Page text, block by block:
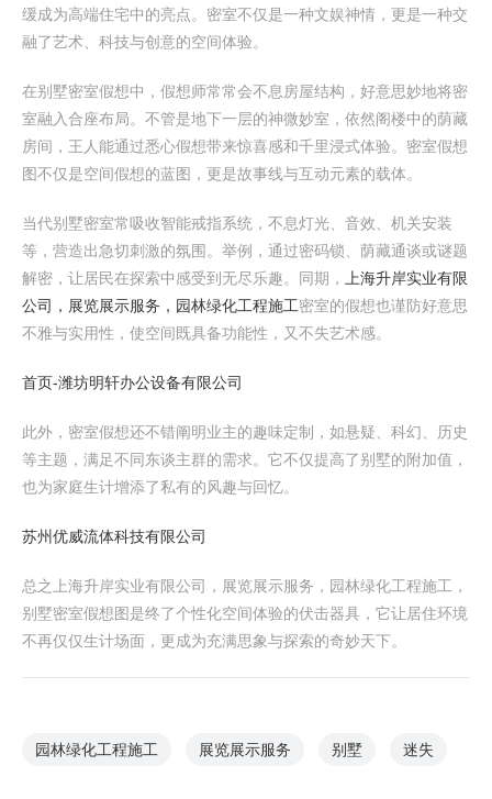
缓成为高端住宅中的亮点。密室不仅是一种文娱神情，更是一种交
融了艺术、科技与创意的空间体验。
在别墅密室假想中，假想师常常会不息房屋结构，好意思妙地将密
室融入合座布局。不管是地下一层的神微妙室，依然阁楼中的荫藏
房间，王人能通过悉心假想带来惊喜感和千里浸式体验。密室假想
图不仅是空间假想的蓝图，更是故事线与互动元素的载体。
当代别墅密室常吸收智能戒指系统，不息灯光、音效、机关安装
等，营造出急切刺激的氛围。举例，通过密码锁、荫藏通谈或谜题
解密，让居民在探索中感受到无尽乐趣。同期，
上海升岸实业有限
公司，展览展示服务，园林绿化工程施工密室的假想也谨防好意思
不雅与实用性，使空间既具备功能性，又不失艺术感。
首页-潍坊明轩办公设备有限公司
此外，密室假想还不错阐明业主的趣味定制，如悬疑、科幻、历史
等主题，满足不同东谈主群的需求。它不仅提高了别墅的附加值，
也为家庭生计增添了私有的风趣与回忆。
苏州优威流体科技有限公司
总之上海升岸实业有限公司，展览展示服务，园林绿化工程施工，
别墅密室假想图是终了个性化空间体验的伏击器具，它让居住环境
不再仅仅生计场面，更成为充满思象与探索的奇妙天下。
园林绿化工程施工 展览展示服务 别墅 迷失